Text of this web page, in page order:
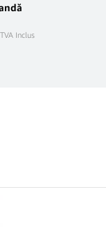
TVA Inclus